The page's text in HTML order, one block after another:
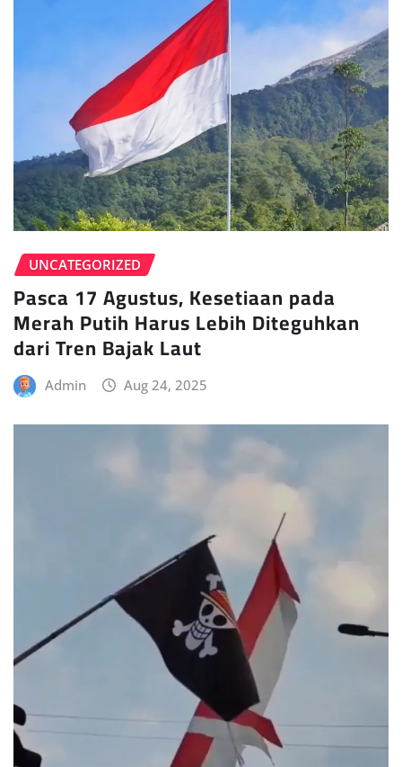
UNCATEGORIZED
Pasca 17 Agustus, Kesetiaan pada
Merah Putih Harus Lebih Diteguhkan
dari Tren Bajak Laut
Admin Aug 24, 2025